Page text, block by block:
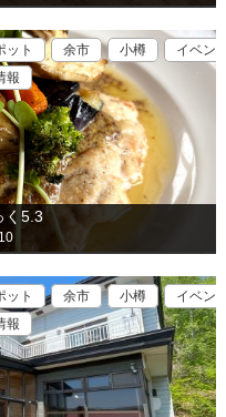
ット 余市 小樽
イベン
報
く5.3
ット 余市 小樽
イベン
報